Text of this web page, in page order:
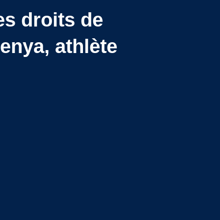
droits de
athlète